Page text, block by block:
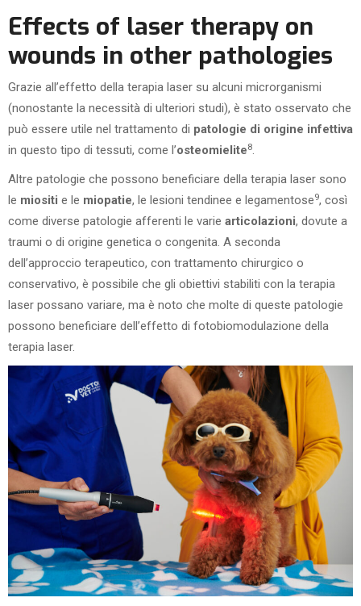
Effects of laser therapy on
wounds in other pathologies
Grazie all’effetto della terapia laser su alcuni microrganismi
(nonostante la necessità di ulteriori studi), è stato osservato che
può essere utile nel trattamento di patologie di origine infettiva
in questo tipo di tessuti, come l’osteomielite8.
Altre patologie che possono beneficiare della terapia laser sono
le miositi e le miopatie, le lesioni tendinee e legamentose9, così
come diverse patologie afferenti le varie articolazioni, dovute a
traumi o di origine genetica o congenita. A seconda
dell’approccio terapeutico, con trattamento chirurgico o
conservativo, è possibile che gli obiettivi stabiliti con la terapia
laser possano variare, ma è noto che molte di queste patologie
possono beneficiare dell’effetto di fotobiomodulazione della
terapia laser.